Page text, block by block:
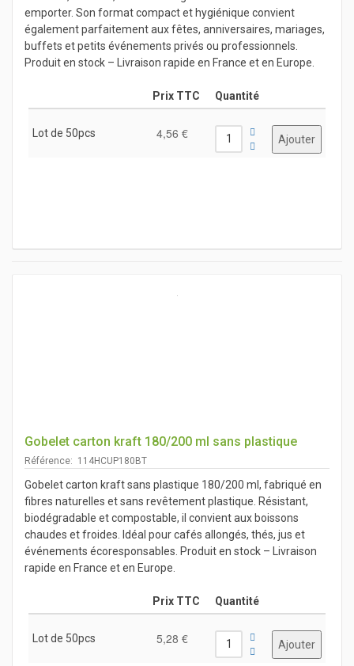
emporter. Son format compact et hygiénique convient
également parfaitement aux fêtes, anniversaires, mariages,
buffets et petits événements privés ou professionnels.
Produit en stock – Livraison rapide en France et en Europe.
Prix TTC Quantité
Lot de 50pcs 4,56 €
Gobelet carton kraft 180/200 ml sans plastique
Référence: 114HCUP180BT
Gobelet carton kraft sans plastique 180/200 ml, fabriqué en
fibres naturelles et sans revêtement plastique. Résistant,
biodégradable et compostable, il convient aux boissons
chaudes et froides. Idéal pour cafés allongés, thés, jus et
événements écoresponsables. Produit en stock – Livraison
rapide en France et en Europe.
Prix TTC Quantité
Lot de 50pcs 5,28 €